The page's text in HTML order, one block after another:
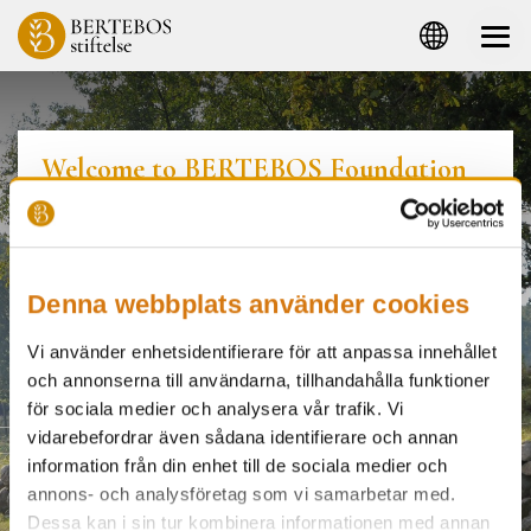
Denna webbplats använder cookies
Vi använder enhetsidentifierare för att anpassa innehållet
och annonserna till användarna, tillhandahålla funktioner
för sociala medier och analysera vår trafik. Vi
vidarebefordrar även sådana identifierare och annan
information från din enhet till de sociala medier och
annons- och analysföretag som vi samarbetar med.
Dessa kan i sin tur kombinera informationen med annan
Welcome to BERTEBOS Foundation
The BERTEBOS Foundation was founded in 1994 by Olof
and Brita Stenström. The purpose of the foundation is to
number of persons doing research have already been
given the opportunity to continue their important work
within the fields of food, agriculture and ecology.
Read more